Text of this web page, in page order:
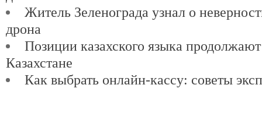
Житель Зеленограда узнал о
дрона
Позиции казахского языка
Казахстане
Как выбрать онлайн-кассу: советы